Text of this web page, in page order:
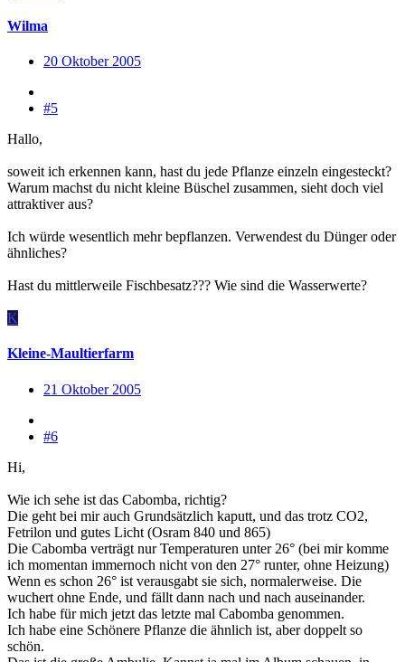
Wilma
20 Oktober 2005
#5
Hallo,
soweit ich erkennen kann, hast du jede Pflanze einzeln eingesteckt?
Warum machst du nicht kleine Büschel zusammen, sieht doch viel
attraktiver aus?
Ich würde wesentlich mehr bepflanzen. Verwendest du Dünger oder
ähnliches?
Hast du mittlerweile Fischbesatz??? Wie sind die Wasserwerte?
K
Kleine-Maultierfarm
21 Oktober 2005
#6
Hi,
Wie ich sehe ist das Cabomba, richtig?
Die geht bei mir auch Grundsätzlich kaputt, und das trotz CO2,
Fetrilon und gutes Licht (Osram 840 und 865)
Die Cabomba verträgt nur Temperaturen unter 26° (bei mir komme
ich momentan immernoch nicht von den 27° runter, ohne Heizung)
Wenn es schon 26° ist verausgabt sie sich, normalerweise. Die
wuchert ohne Ende, und fällt dann nach und nach auseinander.
Ich habe für mich jetzt das letzte mal Cabomba genommen.
Ich habe eine Schönere Pflanze die ähnlich ist, aber doppelt so
schön.